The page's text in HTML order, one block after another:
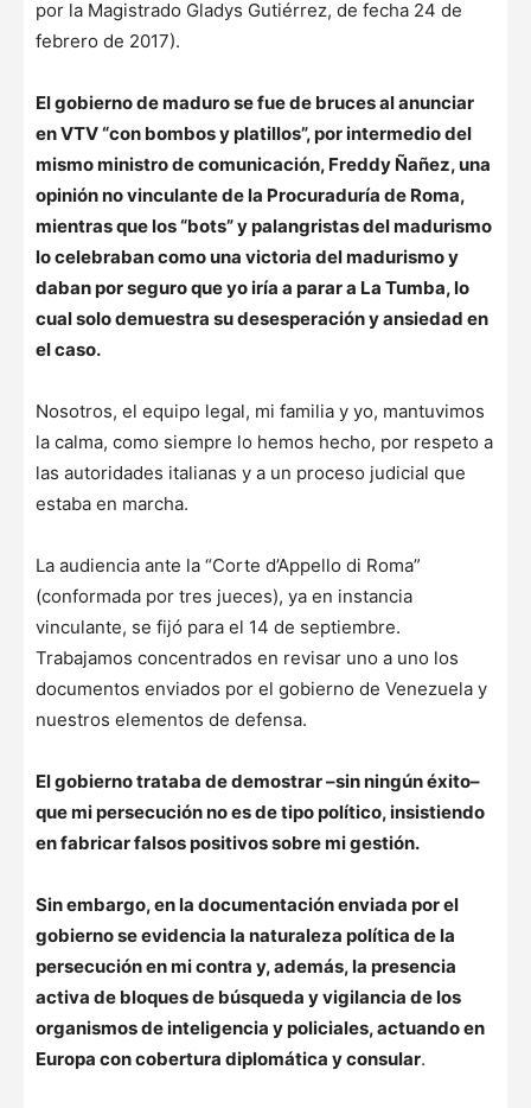
por la Magistrado Gladys Gutiérrez, de fecha 24 de
febrero de 2017).
El gobierno de maduro se fue de bruces al anunciar
en VTV “con bombos y platillos”, por intermedio del
mismo ministro de comunicación, Freddy Ñañez, una
opinión no vinculante de la Procuraduría de Roma,
mientras que los “bots” y palangristas del madurismo
lo celebraban como una victoria del madurismo y
daban por seguro que yo iría a parar a La Tumba, lo
cual solo demuestra su desesperación y ansiedad en
el caso.
Nosotros, el equipo legal, mi familia y yo, mantuvimos
la calma, como siempre lo hemos hecho, por respeto a
las autoridades italianas y a un proceso judicial que
estaba en marcha.
La audiencia ante la “Corte d’Appello di Roma”
(conformada por tres jueces), ya en instancia
vinculante, se fijó para el 14 de septiembre.
Trabajamos concentrados en revisar uno a uno los
documentos enviados por el gobierno de Venezuela y
nuestros elementos de defensa.
El gobierno trataba de demostrar –sin ningún éxito–
que mi persecución no es de tipo político, insistiendo
en fabricar falsos positivos sobre mi gestión.
Sin embargo, en la documentación enviada por el
gobierno se evidencia la naturaleza política de la
persecución en mi contra y, además, la presencia
activa de bloques de búsqueda y vigilancia de los
organismos de inteligencia y policiales, actuando en
Europa con cobertura diplomática y consular.